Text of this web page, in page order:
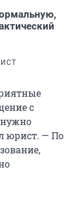
с
юрист. — По